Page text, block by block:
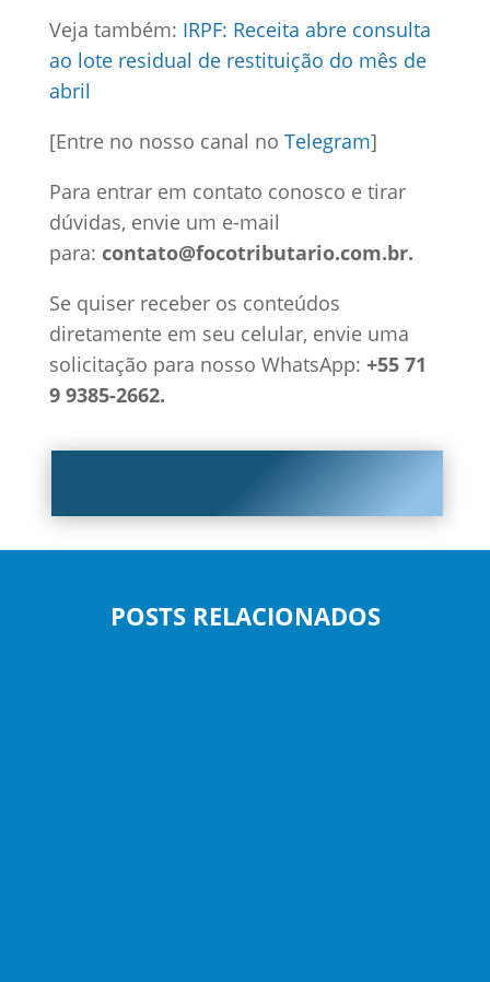
Veja também: IRPF: Receita abre consulta
ao lote residual de restituição do mês de
abril
[Entre no nosso canal no Telegram]
Para entrar em contato conosco e tirar
dúvidas, envie um e-mail
para: contato@focotributario.com.br.
Se quiser receber os conteúdos
diretamente em seu celular, envie uma
solicitação para nosso WhatsApp: +55 71
9 9385-2662.
POSTS RELACIONADOS